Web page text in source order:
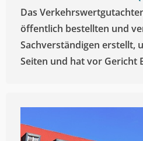
Das
öffentlich bestellten und
Sachverständigen erstellt,
Seiten und hat vor Gericht